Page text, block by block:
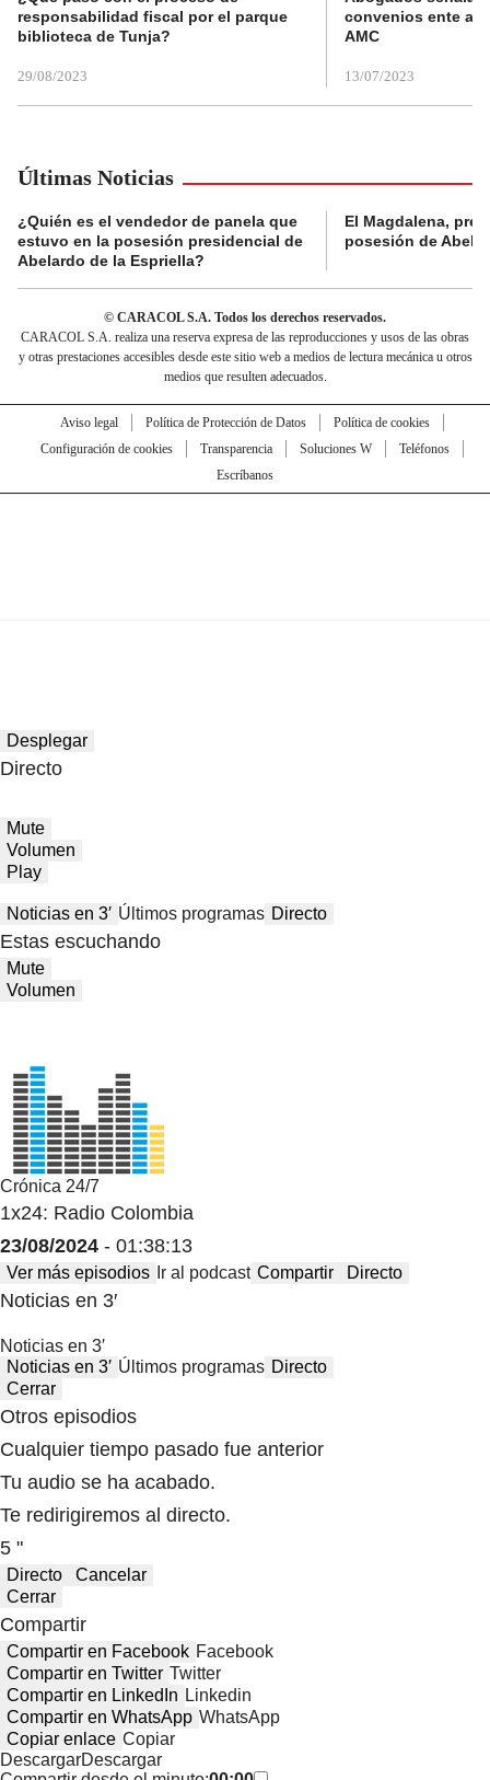
responsabilidad fiscal por el parque
biblioteca de Tunja?
29/08/2023
convenios ente
AMC
13/07/2023
Últimas Noticias
¿Quién es el vendedor de panela que
estuvo en la posesión presidencial de
Abelardo de la Espriella?
El Magdalena,
posesión de
© CARACOL S.A. Todos los derechos reservados.
CARACOL S.A. realiza una reserva expresa de las reproducciones y usos de las obras
y otras prestaciones accesibles desde este sitio web a medios de lectura mecánica u otros
medios que resulten adecuados.
Aviso legal Política de Protección de Datos
Política de cookies
Configuración de cookies
Transparencia Soluciones W
Teléfonos
Escríbanos
Desplegar
Directo
Mute
Volumen
Play
Noticias en 3′ Últimos programas Directo
Estas escuchando
Mute
Volumen
Crónica 24/7
1x24: Radio Colombia
23/08/2024 - 01:38:13
Ver más episodios Ir al podcast Compartir Directo
Noticias en 3′
Noticias en 3′
Noticias en 3′ Últimos programas Directo
Cerrar
Otros episodios
Cualquier tiempo pasado fue anterior
Tu audio se ha acabado.
Te redirigiremos al directo.
5 "
Directo
Cancelar
Cerrar
Compartir
Compartir en Facebook Facebook
Compartir en Twitter Twitter
Compartir en LinkedIn Linkedin
Compartir en WhatsApp WhatsApp
Copiar enlace Copiar
DescargarDescargar